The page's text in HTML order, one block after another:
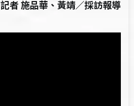
記者 施品華、黃靖／採訪報導